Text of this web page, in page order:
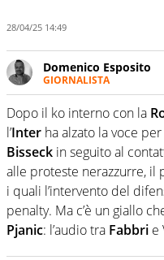
28/04/25 14:49
Domenico Esposito
GIORNALISTA
Da vent’anni in
in tutte le sue
calcio e per la sfera
serissima, guai a
Dopo il ko interno con la
l’Inter ha alzato la voce
Bisseck in seguito al
alle proteste nerazzurre,
i quali l’intervento del
penalty. Ma c’è un giallo
Pjanic: l’audio tra Fabbri e